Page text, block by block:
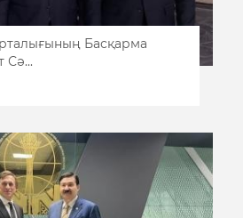
Басқарма
Сә...